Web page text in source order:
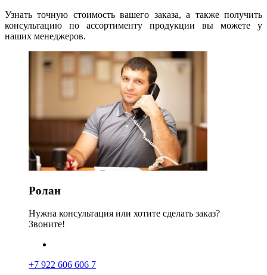
Узнать точную стоимость вашего заказа, а также получить
консультацию по ассортименту продукции вы можете у
наших менеджеров.
Ролан
Нужна консультация или хотите сделать заказ?
Звоните!
+7 922 606 606 7